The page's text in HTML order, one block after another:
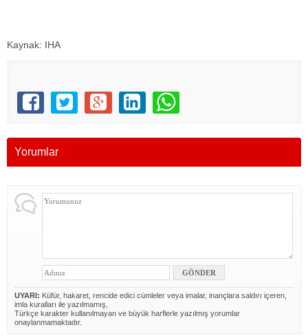
Kaynak: IHA
Yorumlar
UYARI: Küfür, hakaret, rencide edici cümleler veya imalar, inançlara saldırı içeren,
imla kuralları ile yazılmamış,
Türkçe karakter kullanılmayan ve büyük harflerle yazılmış yorumlar
onaylanmamaktadır.